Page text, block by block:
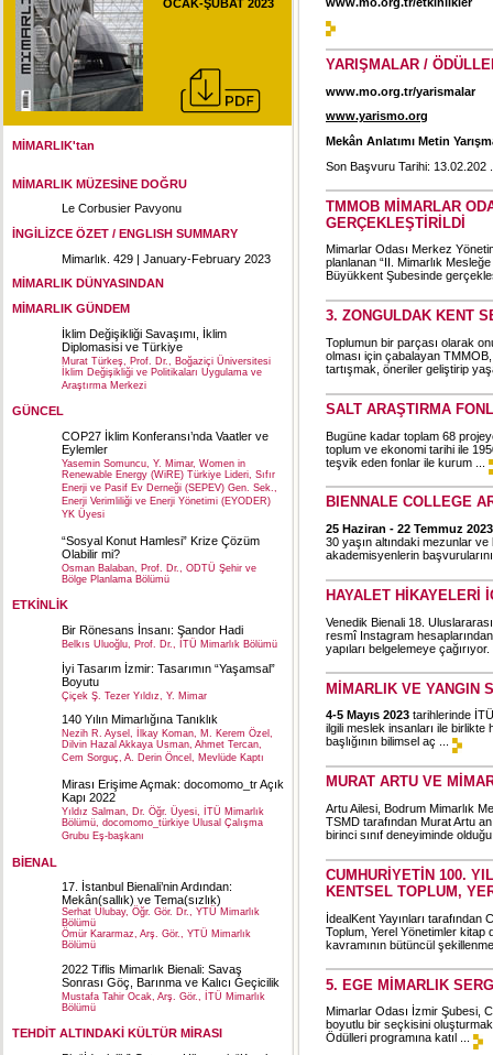
OCAK-ŞUBAT 2023
MİMARLIK'tan
MİMARLIK MÜZESİNE DOĞRU
Le Corbusier Pavyonu
İNGİLİZCE ÖZET / ENGLISH SUMMARY
Mimarlık. 429 | January-February 2023
MİMARLIK DÜNYASINDAN
MİMARLIK GÜNDEM
İklim Değişikliği Savaşımı, İklim
Diplomasisi ve Türkiye
Murat Türkeş, Prof. Dr., Boğaziçi Üniversitesi
İklim Değişikliği ve Politikaları Uygulama ve
Araştırma Merkezi
GÜNCEL
COP27 İklim Konferansı’nda Vaatler ve
Eylemler
Yasemin Somuncu, Y. Mimar, Women in
Renewable Energy (WiRE) Türkiye Lideri, Sıfır
Enerji ve Pasif Ev Derneği (SEPEV) Gen. Sek.,
Enerji Verimliliği ve Enerji Yönetimi (EYODER)
YK Üyesi
“Sosyal Konut Hamlesi” Krize Çözüm
Olabilir mi?
Osman Balaban, Prof. Dr., ODTÜ Şehir ve
Bölge Planlama Bölümü
ETKİNLİK
Bir Rönesans İnsanı: Şandor Hadi
Belkıs Uluoğlu, Prof. Dr., İTÜ Mimarlık Bölümü
İyi Tasarım İzmir: Tasarımın “Yaşamsal”
Boyutu
Çiçek Ş. Tezer Yıldız, Y. Mimar
140 Yılın Mimarlığına Tanıklık
Nezih R. Aysel, İlkay Koman, M. Kerem Özel,
Dilvin Hazal Akkaya Usman, Ahmet Tercan,
Cem Sorguç, A. Derin Öncel, Mevlüde Kaptı
Mirası Erişime Açmak: docomomo_tr Açık
Kapı 2022
Yıldız Salman, Dr. Öğr. Üyesi, İTÜ Mimarlık
Bölümü, docomomo_türkiye Ulusal Çalışma
Grubu Eş-başkanı
BİENAL
17. İstanbul Bienali’nin Ardından:
Mekân(sallık) ve Tema(sızlık)
Serhat Ulubay, Öğr. Gör. Dr., YTÜ Mimarlık
Bölümü
Ömür Kararmaz, Arş. Gör., YTÜ Mimarlık
Bölümü
2022 Tiflis Mimarlık Bienali: Savaş
Sonrası Göç, Barınma ve Kalıcı Geçicilik
Mustafa Tahir Ocak, Arş. Gör., İTÜ Mimarlık
Bölümü
TEHDİT ALTINDAKİ KÜLTÜR MİRASI
YARIŞMALAR /
www.mo.org.tr/yarismalar
www.yarismo.org
Mekân Anlatımı Metin
Son Başvuru Tarihi: 13.02.202
TMMOB MİMARLAR
GERÇEKLEŞTİRİLDİ
Mimarlar Odası Merkez
planlanan “II. Mimarlık
Büyükkent Şubesinde
3. ZONGULDAK KENT
Toplumun bir parçası olarak
olması için çabalayan
tartışmak, öneriler geliştirip
SALT ARAŞTIRMA
Bugüne kadar toplam 68
toplum ve ekonomi tarihi ile
teşvik eden fonlar ile kurum ...
BIENNALE COLLEGE
25 Haziran - 22 Temmuz 2023
30 yaşın altındaki mezunlar
akademisyenlerin
HAYALET HİKAYELERİ
Venedik Bienali 18.
resmî Instagram
yapıları belgelemeye
MİMARLIK VE YANGIN
4-5 Mayıs 2023 tarihlerinde
ilgili meslek insanları ile
başlığının bilimsel aç ...
MURAT ARTU VE
Artu Ailesi, Bodrum Mimarlık
TSMD tarafından Murat Artu
birinci sınıf deneyiminde
CUMHURİYETİN 100.
KENTSEL TOPLUM,
İdealKent Yayınları tarafından
Toplum, Yerel Yönetimler kitap
kavramının bütüncül
5. EGE MİMARLIK
Mimarlar Odası İzmir Şubesi,
boyutlu bir seçkisini
Ödülleri programına katıl ...